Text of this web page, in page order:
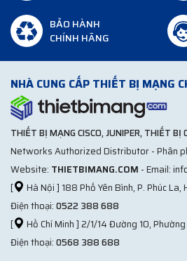
BẢO HÀNH
CHÍNH HÃNG
NHÀ CUNG CẤP THIẾT BỊ MẠNG
THIẾT BỊ MẠNG CISCO, JUNIPER, THIẾT BỊ
Networks Authorized Distributor - Phân
Website: THIETBIMANG.COM - Email:
[
Hà Nội ] 188 Phố Yên Bình, P. Phúc
Điện thoại:0522 388 688
[
Hồ Chí Minh ] 2/1/14 Đường 10, Phường
Điện thoại:0568 388 688